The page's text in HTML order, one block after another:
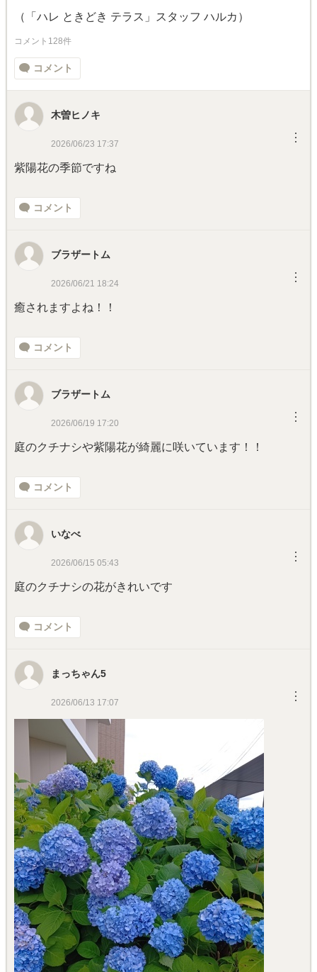
（「ハレ ときどき テラス」スタッフ ハルカ）
コメント128件
コメント
木曽ヒノキ
2026/06/23 17:37 ︙
紫陽花の季節ですね
コメント
ブラザートム
2026/06/21 18:24 ︙
癒されますよね！！
コメント
ブラザートム
2026/06/19 17:20 ︙
庭のクチナシや紫陽花が綺麗に咲いています！！
コメント
いなべ
2026/06/15 05:43 ︙
庭のクチナシの花がきれいです
コメント
まっちゃん5
2026/06/13 17:07 ︙